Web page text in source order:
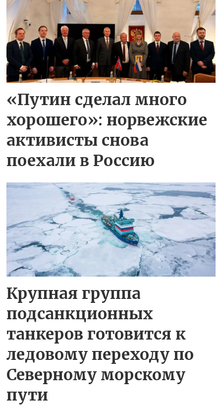
«Путин сделал много
хорошего»: норвежские
активисты снова
поехали в Россию
Крупная группа
подсанкционных
танкеров готовится к
ледовому переходу по
Северному морскому
пути